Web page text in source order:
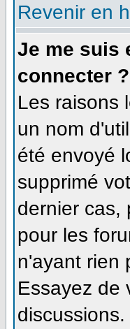
Revenir en
Je me suis
connecter
Les raisons
un nom
été envoyé
supprimé
dernier cas,
pour les
n'ayant rien
Essayez de
discussions.